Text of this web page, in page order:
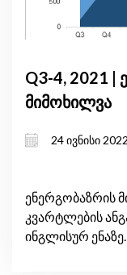
Q3-4, 2021 |
მიმოხილვა
24 ივნისი 2022
ენერგობაზრის
კვარტლების
ინგლისურ ენაზე.